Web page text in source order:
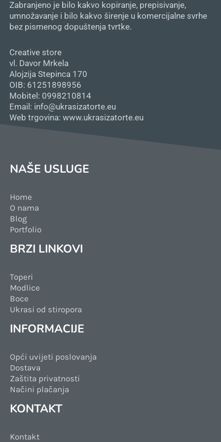
Zabranjeno je bilo kakvo kopiranje, prepisivanje,
umnožavanje i bilo kakvo širenje u komercijalne svrhe
bez pismenog dopuštenja tvrtke.
Creative store
vl. Davor Mrkela
Alojzija Stepinca 170
OIB: 61251898956
Mobitel: 0998210814
Email: info@ukrasizatorte.eu
Web trgovina: www.ukrasizatorte.eu
NAŠE USLUGE
Home
O nama
Blog
Portfolio
BRZI LINKOVI
Toperi
Modlice
Boce
Ukrasi od stiropora
INFORMACIJE
Opći uvijeti poslovanja
Dostava
Zaštita privatnosti
Načini plačanja
KONTAKT
Kontakt